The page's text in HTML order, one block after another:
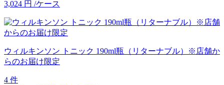
3,024 円 /ケース
ウィルキンソン トニック 190ml瓶（リターナブル）※店舗か
らのお届け限定
4 件